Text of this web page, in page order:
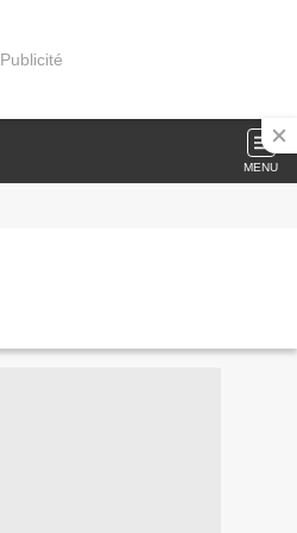
Publicité
MENU